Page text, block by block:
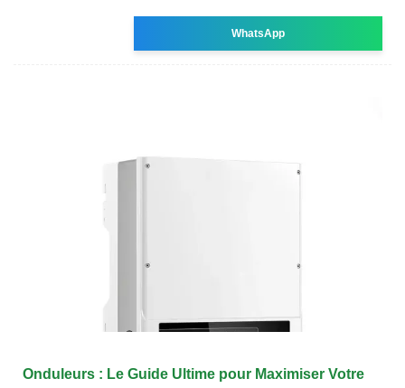
WhatsApp
Onduleurs : Le Guide Ultime pour Maximiser Votre